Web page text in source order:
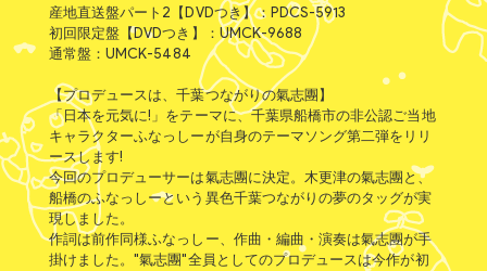
産地直送盤パート2【DVDつき】： PDCS-5913
初回限定盤【DVDつき】： UMCK-9688
通常盤：UMCK-5484
【プロデュースは、千葉つながりの氣志團】
「日本を元気に!」をテーマに、千葉県船橋市の非公認ご当地
キャラクターふなっしーが自身のテーマソング第二弾をリリ
ースします!
今回のプロデューサーは氣志團に決定。木更津の氣志團と、
船橋のふなっしーという異色千葉つながりの夢のタッグが実
現しました。
作詞は前作同様ふなっしー、作曲・編曲・演奏は氣志團が手
掛けました。"氣志團"全員としてのプロデュースは今作が初